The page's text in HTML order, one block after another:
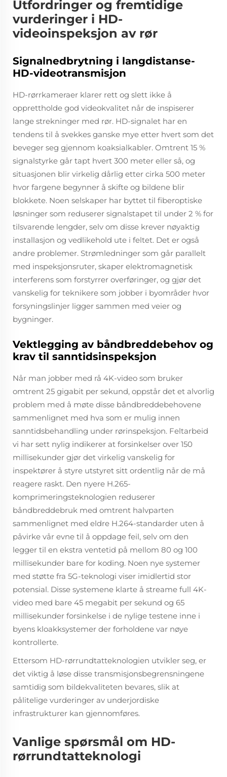
Utfordringer og fremtidige
vurderinger i HD-
videoinspeksjon av rør
Signalnedbrytning i langdistanse-
HD-videotransmisjon
HD-rørrkameraer klarer rett og slett ikke å
opprettholde god videokvalitet når de inspiserer
lange strekninger med rør. HD-signalet har en
tendens til å svekkes ganske mye etter hvert som det
beveger seg gjennom koaksialkabler. Omtrent 15 %
signalstyrke går tapt hvert 300 meter eller så, og
situasjonen blir virkelig dårlig etter cirka 500 meter
hvor fargene begynner å skifte og bildene blir
blokkete. Noen selskaper har byttet til fiberoptiske
løsninger som reduserer signalstapet til under 2 % for
tilsvarende lengder, selv om disse krever nøyaktig
installasjon og vedlikehold ute i feltet. Det er også
andre problemer. Strømledninger som går parallelt
med inspeksjonsruter, skaper elektromagnetisk
interferens som forstyrrer overføringer, og gjør det
vanskelig for teknikere som jobber i byområder hvor
forsyningslinjer ligger sammen med veier og
bygninger.
Vektlegging av båndbreddebehov og
krav til sanntidsinspeksjon
Når man jobber med rå 4K-video som bruker
omtrent 25 gigabit per sekund, oppstår det et alvorlig
problem med å møte disse båndbreddebehovene
sammenlignet med hva som er mulig innen
sanntidsbehandling under rørinspeksjon. Feltarbeid
vi har sett nylig indikerer at forsinkelser over 150
millisekunder gjør det virkelig vanskelig for
inspektører å styre utstyret sitt ordentlig når de må
reagere raskt. Den nyere H.265-
komprimeringsteknologien reduserer
båndbreddebruk med omtrent halvparten
sammenlignet med eldre H.264-standarder uten å
påvirke vår evne til å oppdage feil, selv om den
legger til en ekstra ventetid på mellom 80 og 100
millisekunder bare for koding. Noen nye systemer
med støtte fra 5G-teknologi viser imidlertid stor
potensial. Disse systemene klarte å streame full 4K-
video med bare 45 megabit per sekund og 65
millisekunder forsinkelse i de nylige testene inne i
byens kloakksystemer der forholdene var nøye
kontrollerte.
Ettersom HD-rørrundtatteknologien utvikler seg, er
det viktig å løse disse transmisjonsbegrensningene
samtidig som bildekvaliteten bevares, slik at
pålitelige vurderinger av underjordiske
infrastrukturer kan gjennomføres.
Vanlige spørsmål om HD-
rørrundtatteknologi